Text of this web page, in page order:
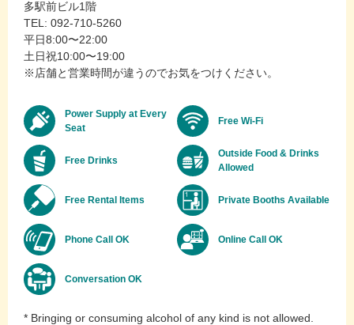
多駅前ビル1階
TEL: 092-710-5260
平日8:00〜22:00
土日祝10:00〜19:00
※店舗と営業時間が違うのでお気をつけください。
Power Supply at Every
Seat
Free Wi-Fi
Free Drinks
Outside Food & Drinks
Allowed
Free Rental Items Private Booths Available
Phone Call OK Online Call OK
Conversation OK
* Bringing or consuming alcohol of any kind is not allowed.